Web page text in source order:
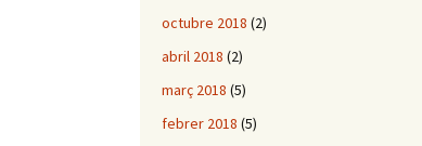
octubre 2018 (2)
abril 2018 (2)
març 2018 (5)
febrer 2018 (5)